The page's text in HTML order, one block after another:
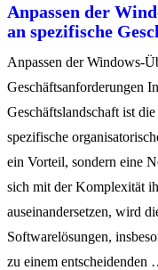
Anpassen der
an spezifische
Anpassen der Windows-
Geschäftsanforderungen
Geschäftslandschaft ist
spezifische
ein Vorteil, sondern eine
sich mit der Komplexität
auseinandersetzen, wird
Softwarelösungen,
zu einem entscheidenden